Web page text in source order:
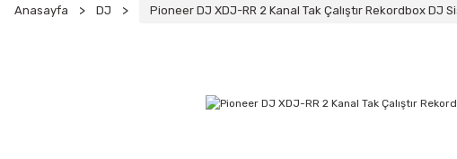
Anasayfa DJ Pioneer DJ XDJ-RR 2 Kanal Tak Çalıştır Rekordbox DJ